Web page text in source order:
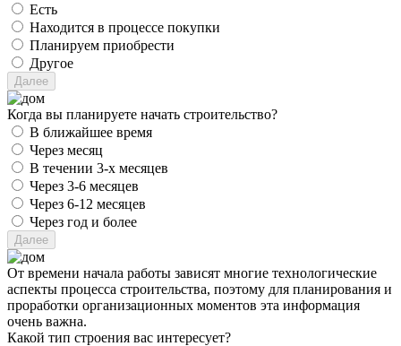
Есть
Находится в процессе покупки
Планируем приобрести
Другое
Когда вы планируете начать строительство?
В ближайшее время
Через месяц
В течении 3-х месяцев
Через 3-6 месяцев
Через 6-12 месяцев
Через год и более
От времени начала работы зависят многие технологические
аспекты процесса строительства, поэтому для планирования и
проработки организационных моментов эта информация
очень важна.
Какой тип строения вас интересует?